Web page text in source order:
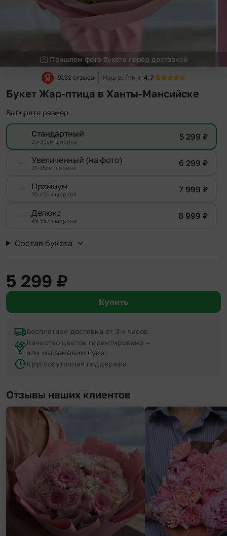
Пришлем фото букета перед доставкой
9132 отзыва Наш рейтинг 4.7
Букет Жар-птица в Ханты-Мансийске
Выберите размер
Стандартный
20-30см ширина 5 299 ₽
Увеличенный (на фото)
25-35см ширина 6 299 ₽
Премиум
35-45см ширина 7 999 ₽
Делюкс
45-55см ширина 8 999 ₽
Состав букета
5 299 ₽
Купить
Бесплатная доставка от 3-х часов
Качество цветов гарантировано —
или мы заменим букет
Круглосуточная поддержка
Отзывы наших клиентов